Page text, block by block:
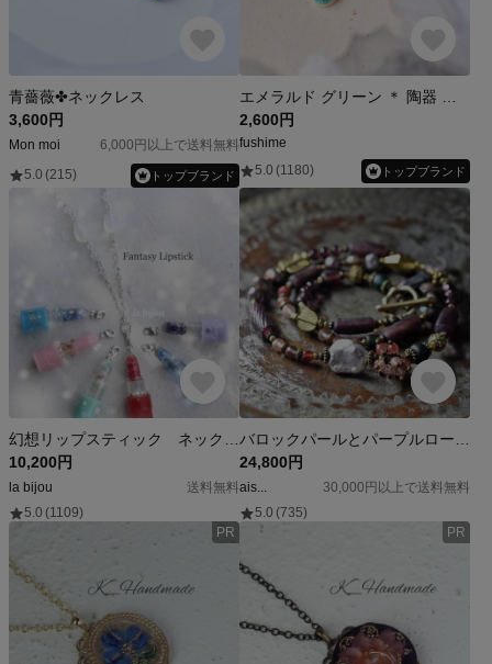
青薔薇✤ネックレス
3,600円
Mon moi
6,000円以上で送料無料
5.0 (215) トップブランド
2,600円
fushime
5.0 (1180) トップブランド
10,200円
la bijou
送料無料
5.0 (1109)
24,800円
ais...
30,000円以上で送料無料
5.0 (735)
PR
PR